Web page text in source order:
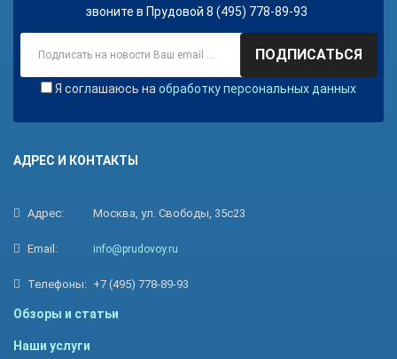
звоните в Прудовой 8 (495) 778-89-93
ПОДПИСАТЬСЯ
Я соглашаюсь на обработку персональных данных
АДРЕС И КОНТАКТЫ
Адрес: Москва, ул. Свободы, 35с23
Email: info@prudovoy.ru
Телефоны: +7 (495) 778-89-93
Обзоры и статьи
Наши услуги